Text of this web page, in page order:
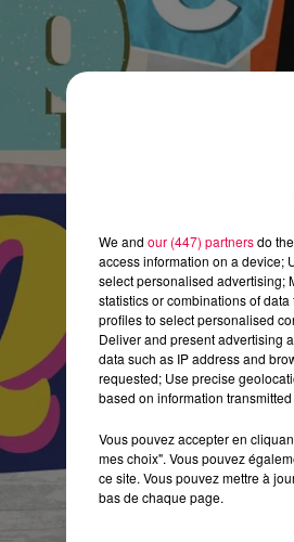
We and our (447) partnersdo
access information on a device;
select personalised advertising;
statistics or combinations of
profiles to select personalised
Deliver and present advertising
data such as IP address and
requested; Use precise
based on information
Vous pouvez accepter en
mes choix". Vous pouvez
ce site. Vous pouvez mettre à
bas de chaque page.